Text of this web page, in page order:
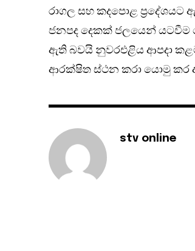
රාගල සහ කදපොළ ප්‍රදේශයට
ජනපද දෙකක් ජලයෙන් යටවීම
ඇති බවයි නුවරඑළිය ආපදා
ආරක්ෂිත ස්ථන කරා යොමු කර
stv online